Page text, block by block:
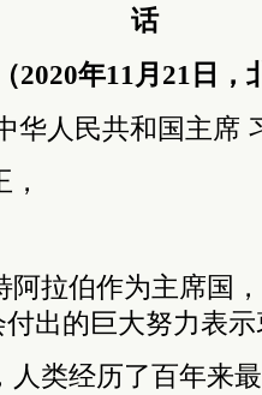
话
（2020年11月21日，
华人民共和国主席
阿拉伯作为主席国
出的巨大努力表
人类经历了百年来